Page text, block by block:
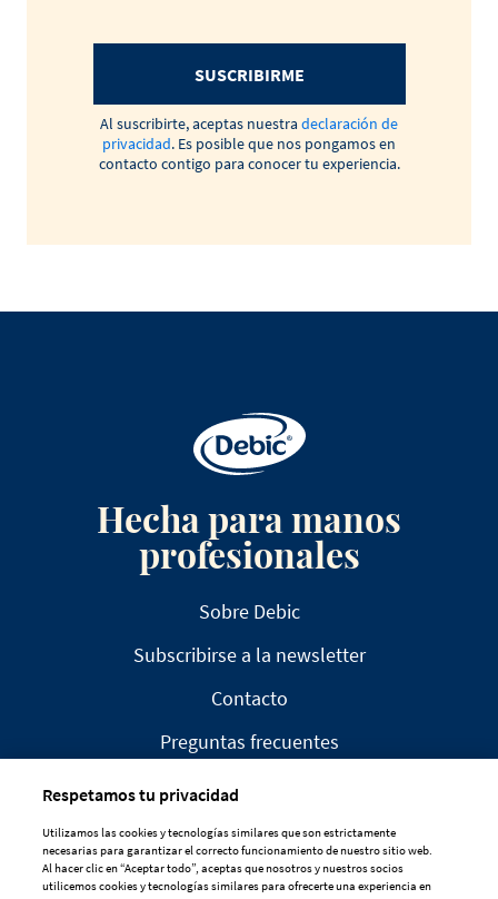
SUSCRIBIRME
Al suscribirte, aceptas nuestra declaración de
privacidad. Es posible que nos pongamos en
contacto contigo para conocer tu experiencia.
Hecha para manos
profesionales
Sobre Debic
Subscribirse a la newsletter
Contacto
Preguntas frecuentes
AVISO LEGAL
Respetamos tu privacidad
Utilizamos las cookies y tecnologías similares que son estrictamente
necesarias para garantizar el correcto funcionamiento de nuestro sitio web.
Al hacer clic en “Aceptar todo”, aceptas que nosotros y nuestros socios
utilicemos cookies y tecnologías similares para ofrecerte una experiencia en